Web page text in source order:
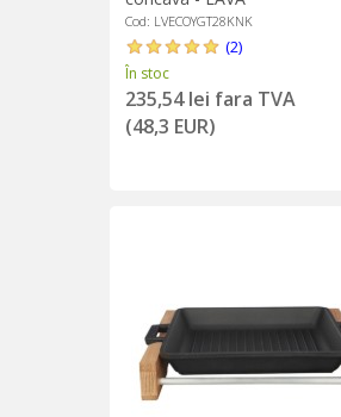
Cod: LVECOYGT28KNK
(2)
În stoc
235,54 lei fara TVA
(48,3 EUR)